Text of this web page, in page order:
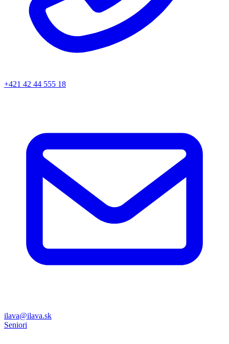
+421 42 44 555 18
ilava@ilava.sk
Seniori